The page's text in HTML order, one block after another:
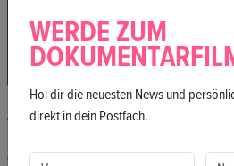
10785 Berlin
WEITERE LOCATIONS
WERDE ZUM
Hol dir die neuesten News und
direkt in dein Postfach.